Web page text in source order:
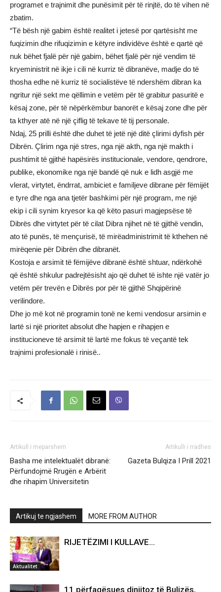
programet e trajnimit dhe punësimit për të rinjtë, do të vihen në
zbatim.
“Tё bësh njё gabim ёshtё realitet i jetesë por qartësisht me
fuqizimin dhe rifuqizimin e këtyre individëve ёshtё e qartë qё
nuk bёhet fjalë pёr njё gabim, bёhet fjalë pёr njё vendim tё
kryeministrit në ikje i cili në kurriz të dibranëve, madje do të
thosha edhe në kurriz të socialistëve të ndershëm dibran ka
ngritur një sekt me qëllimin e vetëm për të grabitur pasuritë e
kësaj zone, për të nëpërkëmbur banorët e kësaj zone dhe për
ta kthyer atë në një çiflig të tekave të tij personale.
Ndaj, 25 prilli është dhe duhet të jetë një ditë çlirimi dyfish për
Dibrën. Çlirim nga një stres, nga një akth, nga një makth i
pushtimit të gjithë hapësirës institucionale, vendore, qendrore,
publike, ekonomike nga një bandë që nuk e lidh asgjë me
vlerat, virtytet, ëndrrat, ambiciet e familjeve dibrane për fëmijët
e tyre dhe nga ana tjetër bashkimi për një program, me një
ekip i cili synim kryesor ka që këto pasuri magjepsëse të
Dibrës dhe virtytet për të cilat Dibra njihet në të gjithë vendin,
ato të punës, të mençurisë, të mirëadministrimit të kthehen në
mirëqenie për Dibrën dhe dibranët.
Kostoja e arsimit të fëmijëve dibranë është shtuar, ndërkohë
që është shkulur padrejtësisht ajo që duhet të ishte një vatër jo
vetëm për trevën e Dibrës por për të gjithë Shqipërinë
verilindore.
Dhe jo më kot në programin tonë ne kemi vendosur arsimin e
lartë si një prioritet absolut dhe hapjen e rihapjen e
institucioneve të arsimit të lartë me fokus të veçantë tek
trajnimi profesionalë i rinisë..
Artikull i meparshem
Basha me intelektualët dibranë:
Përfundojmë Rrugën e Arbërit
dhe rihapim Universitetin
Artikulli i rradhes
Gazeta Bulqiza I Prill 2021
Artikuj te ngjashem MORE FROM AUTHOR
Aktualitet
RIJETËZIMI I KULLAVE…
11 përfaqësues dinjitoz të Bulizës,